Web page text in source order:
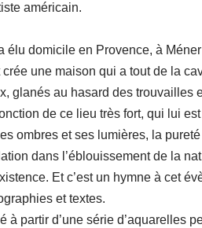
américain.
élu domicile en Provence, à
crée une maison qui a tout de la
glanés au hasard des trouvailles
de ce lieu très fort, qui lui
ombres et ses lumières, la
dans l’éblouissement de la
Et c’est un hymne à cet
et textes.
à partir d’une série d’aquarelles